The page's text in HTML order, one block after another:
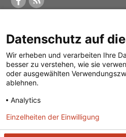
Was ist der Merkur?
Herausgeber /
Redaktion
Verlag
Alle Abos im
Print-Abo
Digital-Abo
Abo kündigen
Vertrag
Datenschutz auf
Wir erheben und verarbeiten Ihre
besser zu verstehen, wie sie
oder ausgewählten
ablehnen.
Analytics
Einzelheiten der Einwilligung